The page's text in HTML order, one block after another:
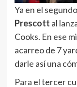
Ya en el
Prescott al
Cooks. En ese
acarreo de 7
darle así una
Para el tercer